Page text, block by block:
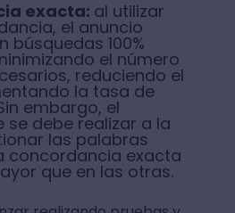
exacta: al utilizar
el anuncio
búsquedas 100%
el número
reduciendo el
la tasa de
embargo, el
se debe realizar a la
las palabras
concordancia exacta
que en las otras.